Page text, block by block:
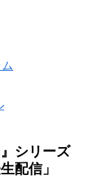
シリーズ
配信」